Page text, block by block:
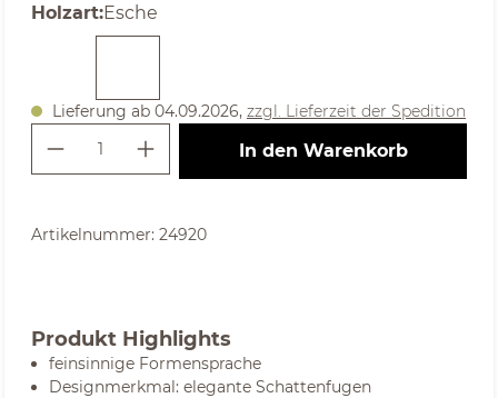
Holzartauswählen
:Esche
Lieferung ab 04.09.2026, zzgl. Lieferzeit der Spedition
Produkt Anzahl: Gib den
In den Warenkorb
Artikelnummer: 24920
Produkt Highlights
feinsinnige Formensprache
Designmerkmal: elegante Schattenfugen